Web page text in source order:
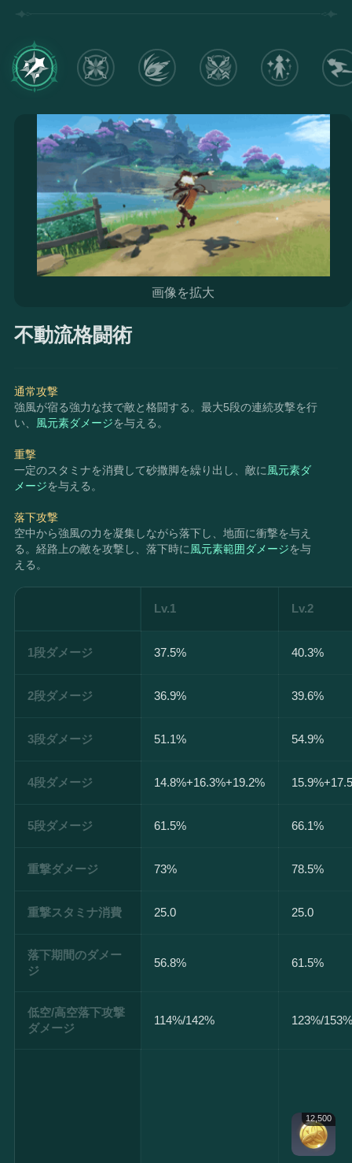
画像を拡大
不動流格闘術
通常攻撃
強風が宿る強力な技で敵と格闘する。最大5段の連続攻撃を行
い、
風元素ダメージを与える。
重撃
一定のスタミナを消費して砂撒脚を繰り出し、敵に 風元素ダ
メージを与える。
落下攻撃
空中から強風の力を凝集しながら落下し、地面に衝撃を与え
る。経路上の敵を攻撃し、落下時に 風元素範囲ダメージを与
える。
Lv.1 Lv.2
1段ダメージ 37.5% 40.3%
2段ダメージ 36.9% 39.6%
3段ダメージ 51.1% 54.9%
4段ダメージ 14.8%+16.3%+19.2%
5段ダメージ 61.5% 66.1%
重撃ダメージ 73% 78.5%
重撃スタミナ消費 25.0 25.0
落下期間のダメー
ジ
56.8% 61.5%
低空/高空落下攻撃
ダメージ
114%/142% 123%/
12,500